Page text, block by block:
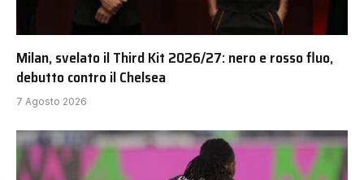
Milan, svelato il Third Kit 2026/27: nero e rosso fluo,
debutto contro il Chelsea
7 Agosto 2026